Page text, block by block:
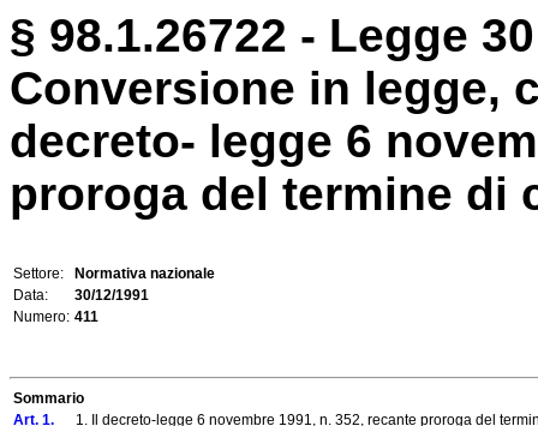
§ 98.1.26722 - Legge
Conversione in legge,
decreto- legge 6
proroga del termine di
Settore:
Normativa nazionale
Data:
30/12/1991
Numero: 411
Sommario
Art. 1. 1. Il decreto-legge 6 novembre 1991, n. 352, recante proroga del